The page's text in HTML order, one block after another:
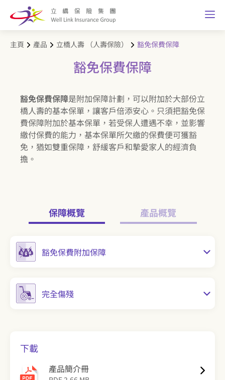
主頁 產品 立橋人壽 （人壽保險） 豁免保費保障
豁免保費保障
豁免保費保障是附加保障計劃，可以附加於大部份立
橋人壽的基本保單，讓客戶倍添安心。只須把豁免保
費保障附加於基本保單，若受保人遭遇不幸，並影響
繳付保費的能力，基本保單所欠繳的保費便可獲豁
免，猶如雙重保障，舒緩客戶和摯愛家人的經濟負
擔。
保障概覽 產品概覽
豁免保費附加保障
完全傷殘
下載
產品簡介冊